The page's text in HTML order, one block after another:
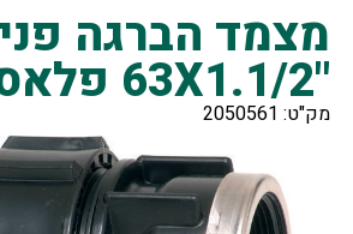
מצמד הברגה
"63X1.1/2 פלאסון
מק"ט: 2050561